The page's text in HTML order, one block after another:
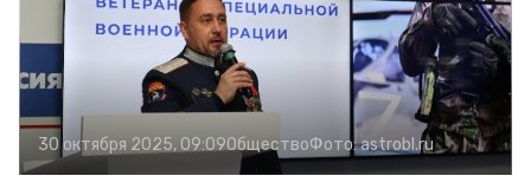
30 октября 2025, 09:09ОбществоФото:astrobl.ru